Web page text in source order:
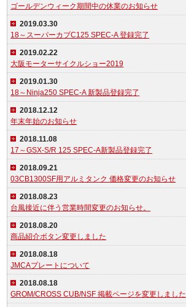
ゴールデンウィーク期間中の休業のお知らせ
2019.03.30
18～スーパーカブC125 SPEC-A 登録完了
2019.02.22
大阪モーターサイクルショー2019
2019.01.30
18～Ninja250 SPEC-A 新製品登録完了
2018.12.12
年末年始のお知らせ
2018.11.08
17～GSX-S/R 125 SPEC-A新製品登録完了
2018.09.21
03CB1300SF用アルミタンク 価格変更のお知らせ
2018.08.23
台風接近に伴う営業時間変更のお知らせ。
2018.08.20
商品紹介ボタン変更しました
2018.08.18
JMCAプレートについて
2018.08.18
GROM/CROSS CUB/NSF 掲載ページを変更しました